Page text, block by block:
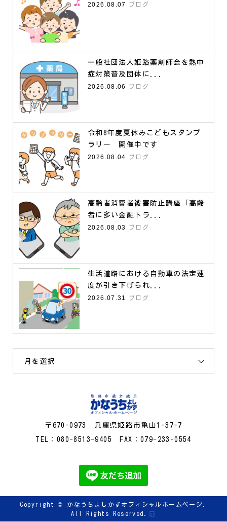
2026.08.07
ブログ
一般社団法人姫路薬剤師会を熱中
症対策普及団体に...
2026.08.06
ブログ
令和8年度夏休みこどもスタンプ
ラリー 開催中です
2026.08.04
ブログ
高齢者消費者被害防止講座「高齢
者に多い金融トラ...
2026.08.03
ブログ
生活道路における自動車の法定速
度が引き下げられ...
2026.07.31
ブログ
月を選択
〒670-0973 兵庫県姫路市亀山1-37-7
TEL：080-8513-9405 FAX：079-233-0554
Copyright ©
かなうちよしかずオフィシャルホームページ.
All Rights Reserved.